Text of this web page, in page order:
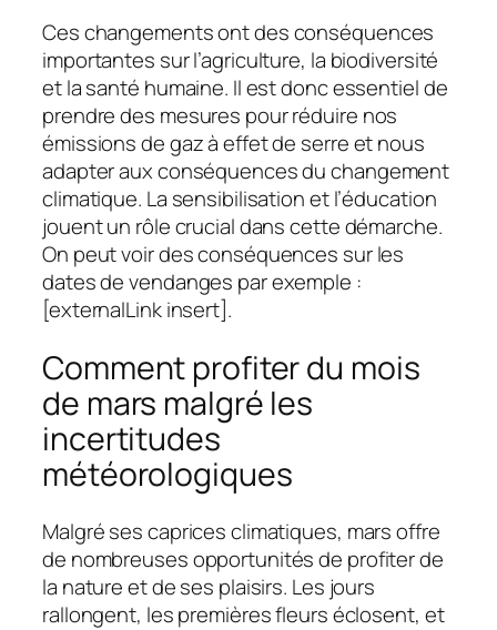
Ces changements ont des conséquences
importantes sur l’agriculture, la biodiversité
et la santé humaine. Il est donc essentiel de
prendre des mesures pour réduire nos
émissions de gaz à effet de serre et nous
adapter aux conséquences du changement
climatique. La sensibilisation et l’éducation
jouent un rôle crucial dans cette démarche.
On peut voir des conséquences sur les
dates de vendanges par exemple :
[externalLink insert].
Comment profiter du mois
de mars malgré les
incertitudes
météorologiques
Malgré ses caprices climatiques, mars offre
de nombreuses opportunités de profiter de
la nature et de ses plaisirs. Les jours
rallongent, les premières fleurs éclosent, et